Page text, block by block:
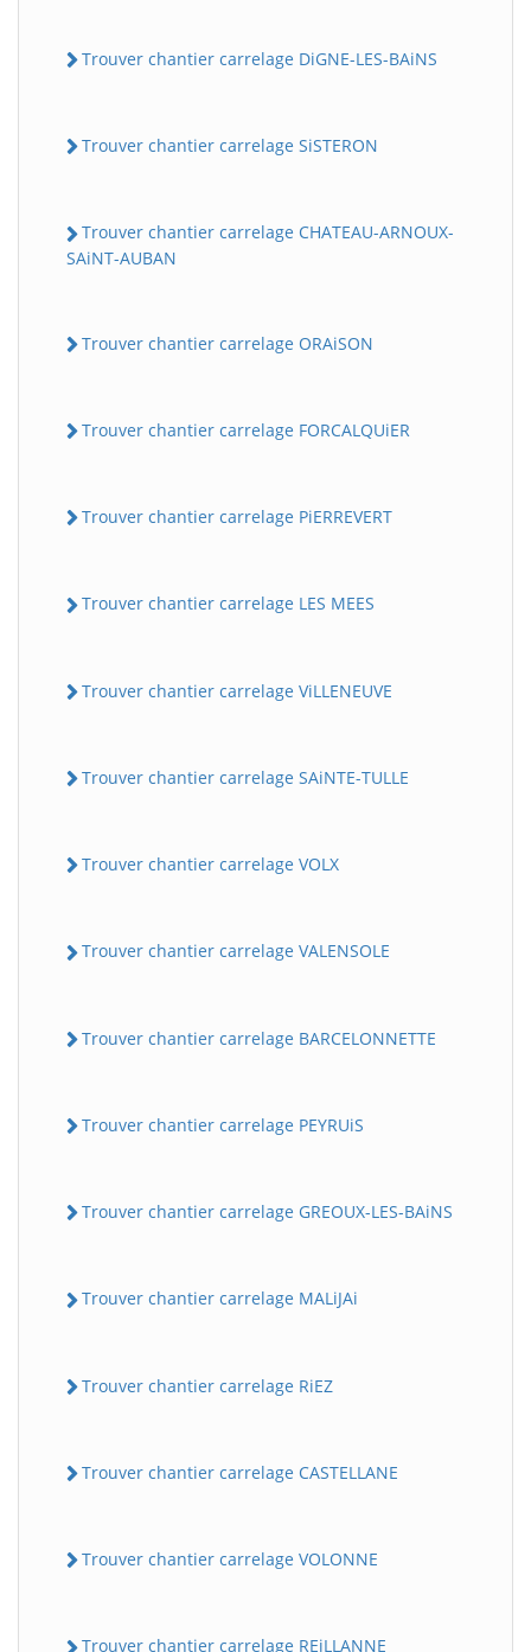
Trouver chantier carrelage DiGNE-LES-BAiNS
Trouver chantier carrelage SiSTERON
Trouver chantier carrelage CHATEAU-ARNOUX-
SAiNT-AUBAN
Trouver chantier carrelage ORAiSON
Trouver chantier carrelage FORCALQUiER
Trouver chantier carrelage PiERREVERT
Trouver chantier carrelage LES MEES
Trouver chantier carrelage ViLLENEUVE
Trouver chantier carrelage SAiNTE-TULLE
Trouver chantier carrelage VOLX
Trouver chantier carrelage VALENSOLE
Trouver chantier carrelage BARCELONNETTE
Trouver chantier carrelage PEYRUiS
Trouver chantier carrelage GREOUX-LES-BAiNS
Trouver chantier carrelage MALiJAi
Trouver chantier carrelage RiEZ
Trouver chantier carrelage CASTELLANE
Trouver chantier carrelage VOLONNE
Trouver chantier carrelage REiLLANNE